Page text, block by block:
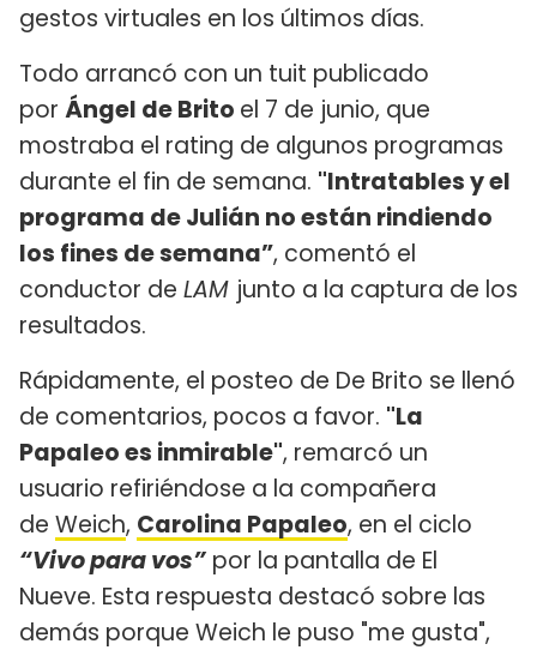
gestos virtuales en los últimos días.
Todo arrancó con un tuit publicado
por Ángel de Brito el 7 de junio, que
mostraba el rating de algunos programas
durante el fin de semana. "Intratables y el
programa de Julián no están rindiendo
los fines de semana”, comentó el
conductor de LAM junto a la captura de los
resultados.
Rápidamente, el posteo de De Brito se llenó
de comentarios, pocos a favor. "La
Papaleo es inmirable", remarcó un
usuario refiriéndose a la compañera
de Weich, Carolina Papaleo, en el ciclo
“Vivo para vos” por la pantalla de El
Nueve. Esta respuesta destacó sobre las
demás porque Weich le puso "me gusta",